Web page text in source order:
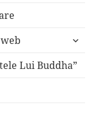
extinde
copil
Lui Buddha”